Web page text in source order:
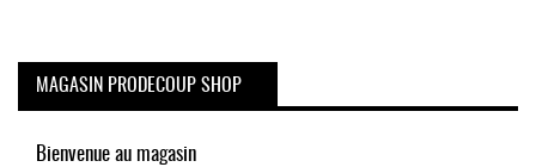
MAGASIN PRODECOUP SHOP
Bienvenue au magasin